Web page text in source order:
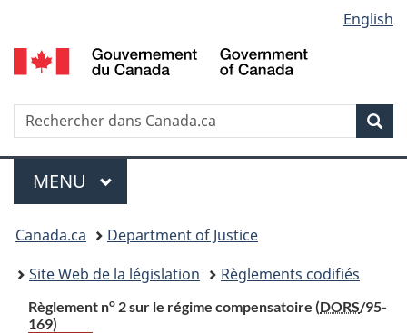
au
contenu
propos
de
la
HTML
simplifiée
selection
English
Recherche
Menu
MENU PRINCIPAL
You
are
here:
Canada.ca
Department of Justice
Site Web de la législation
Règlements codifiés
Règlement no 2 sur le régime compensatoire (DORS/95-
169)